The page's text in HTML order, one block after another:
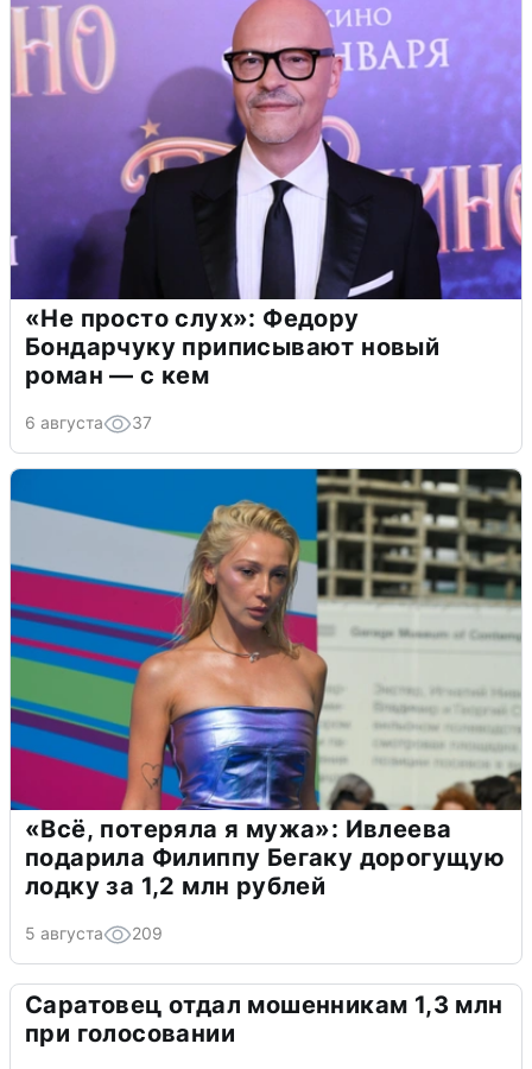
«Не просто слух»: Федору
Бондарчуку приписывают новый
роман — с кем
6 августа 37
«Всё, потеряла я мужа»: Ивлеева
подарила Филиппу Бегаку дорогущую
лодку за 1,2 млн рублей
5 августа 209
Саратовец отдал мошенникам 1,3 млн
при голосовании